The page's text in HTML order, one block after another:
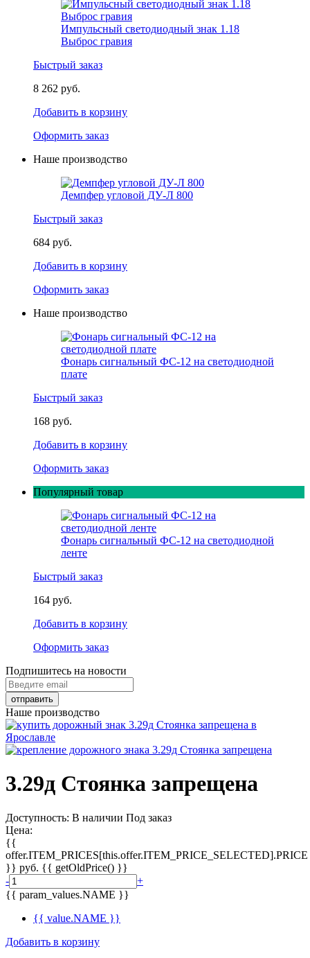
Импульсный светодиодный знак 1.18
Выброс гравия
Быстрый заказ
8 262 руб.
Добавить в корзину
Оформить заказ
Наше производство
Демпфер угловой ДУ-Л 800
Быстрый заказ
684 руб.
Добавить в корзину
Оформить заказ
Наше производство
Фонарь сигнальный ФС-12 на светодиодной
плате
Быстрый заказ
168 руб.
Добавить в корзину
Оформить заказ
Популярный товар
Фонарь сигнальный ФС-12 на светодиодной
ленте
Быстрый заказ
164 руб.
Добавить в корзину
Оформить заказ
Подпишитесь на новости
Наше производство
3.29д Стоянка запрещена
Доступность: В наличии Под заказ
Цена:
{{
offer.ITEM_PRICES[this.offer.ITEM_PRICE_SELECTED].PRICE
}} руб. {{ getOldPrice() }}
-
+
{{ param_values.NAME }}
{{ value.NAME }}
Добавить в корзину